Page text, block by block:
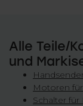
Alle Teile/
und
Handsender
Motoren
Schalter für